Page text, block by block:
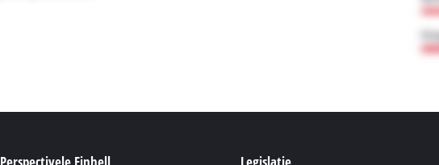
Perspectivele Einhell Legislatie